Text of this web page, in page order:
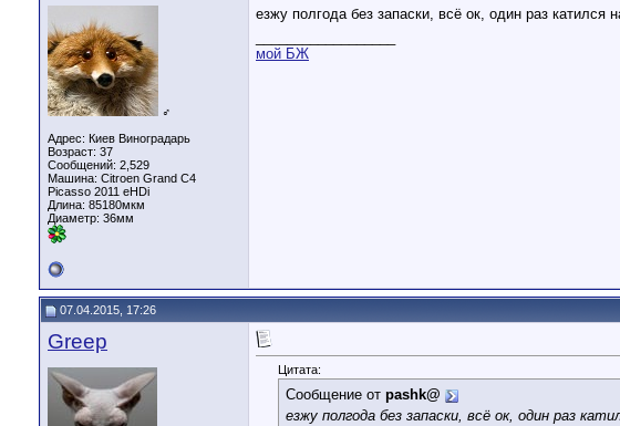
♂
Адрес: Киев Виноградарь
Возраст: 37
Сообщений: 2,529
Машина: Citroen Grand C4
Picasso 2011 eHDi
Длина: 85180мкм
Диаметр: 36мм
езжу полгода без запаски, всё ок, один раз
мой БЖ
07.04.2015, 17:26
Greep
Цитата:
Сообщение от pashk@
езжу полгода без запаски, всё ок, один раз